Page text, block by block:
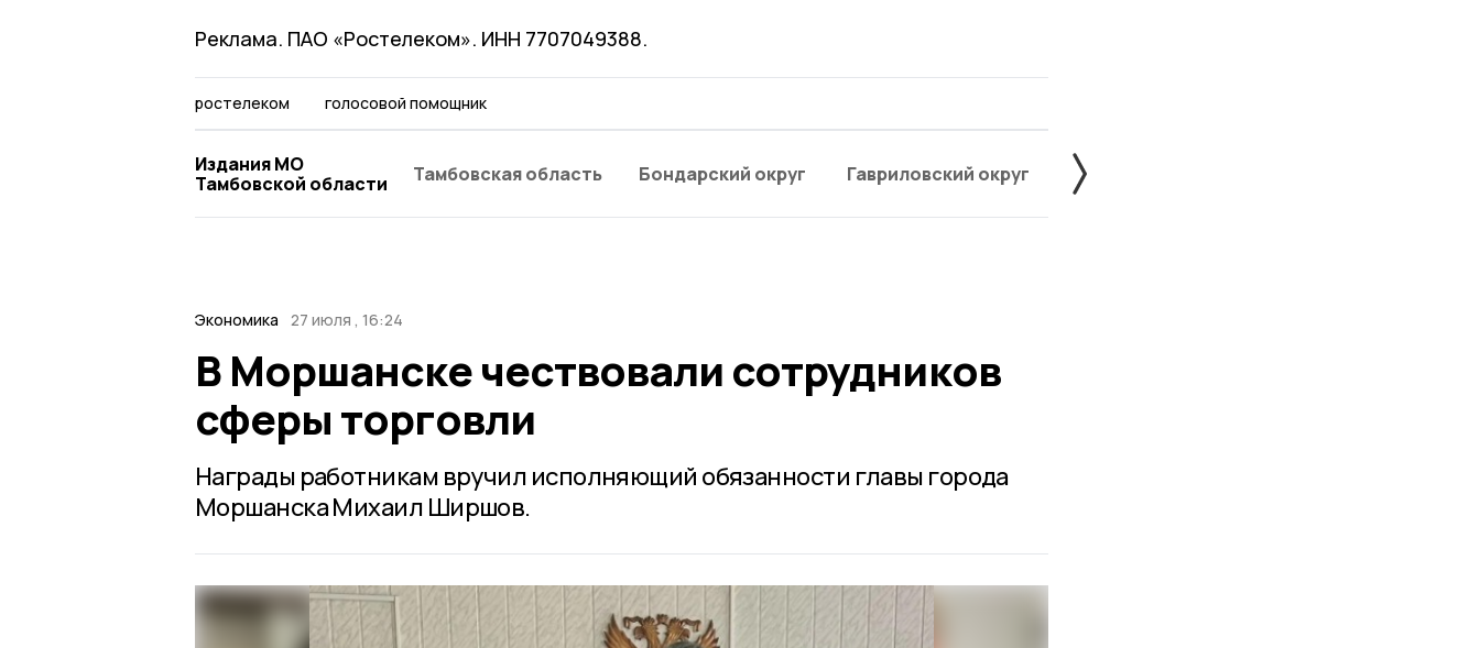
Реклама. ПАО «Ростелеком». ИНН 7707049388.
ростелеком голосовой помощник
Издания МО
Тамбовской области
Тамбовская область Бондарский округ Гавриловский округ Жердевский округ
Экономика 27 июля , 16:24
В Моршанске чествовали сотрудников
сферы торговли
Награды работникам вручил исполняющий обязанности главы города
Моршанска Михаил Ширшов.